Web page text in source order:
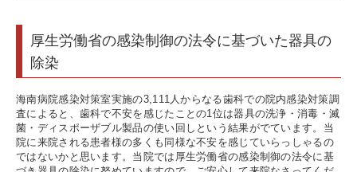
厚生労働省の感染制御の法令に基づいた器具の
除染
海南病院感染対策室実施の3,111人からなる歯科での院内感染対策調
査によると、歯科で不安を感じたことの1位は器具の洗浄・消毒・滅
菌・ディスポーザブル製品の使い回しという結果がでています。当
院に来院される患者様の多くも同様な不安を感じていらっしゃるの
ではないかと思います。当院では厚生労働省の感染制御の法令に基